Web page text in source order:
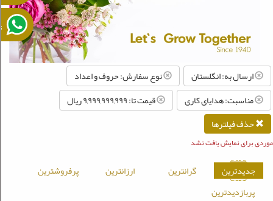
ارسال به: انگلستان
نوع سفارش: حروف و اعداد
مناسبت: هدایای کاری
قیمت تا: ۹,۹۹۹,۹۹۹,۹۹۹ ريال
حذف فیلترها
موردی برای نمایش یافت نشد
جدیدترین گرانترین ارزانترین
پرفروشترین
پربازدیدترین